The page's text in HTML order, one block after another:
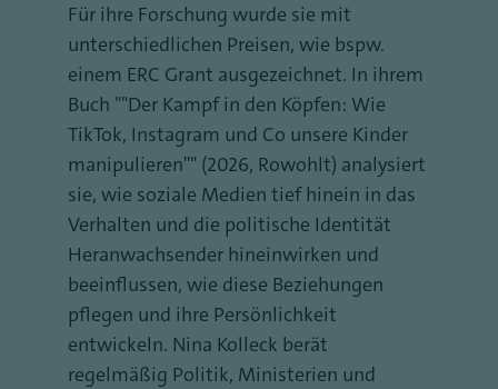
Für ihre Forschung wurde sie mit
unterschiedlichen Preisen, wie bspw.
einem ERC Grant ausgezeichnet. In ihrem
Buch ""Der Kampf in den Köpfen: Wie
TikTok, Instagram und Co unsere Kinder
manipulieren"" (2026, Rowohlt) analysiert
sie, wie soziale Medien tief hinein in das
Verhalten und die politische Identität
Heranwachsender hineinwirken und
beeinflussen, wie diese Beziehungen
pflegen und ihre Persönlichkeit
entwickeln. Nina Kolleck berät
regelmäßig Politik, Ministerien und